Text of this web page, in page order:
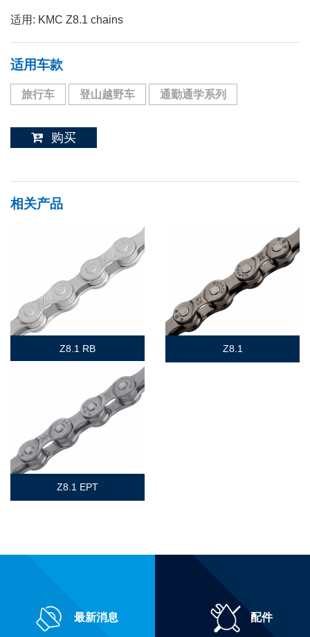
适用: KMC Z8.1 chains
适用车款
旅行车 登山越野车 通勤通学系列
购买
相关产品
Z8.1 RB Z8.1
Z8.1 EPT
最新消息 配件